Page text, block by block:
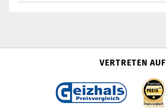
VERTRETEN AUF